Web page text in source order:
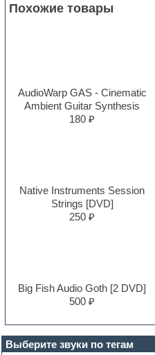
Выберите звуки по тегам
Похожие товары
AudioWarp GAS - Cinematic
Ambient Guitar Synthesis
180 ₽
Native Instruments Session
Strings [DVD]
250 ₽
Big Fish Audio Goth [2 DVD]
500 ₽